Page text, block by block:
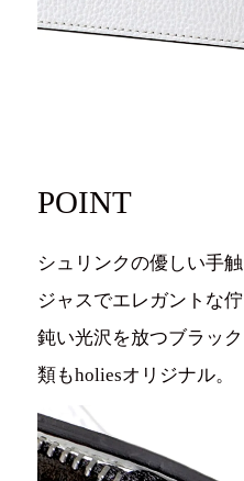
POINT
シュリンクの優しい手
ジャスでエレガントな佇
鈍い光沢を放つブラッ
類もholiesオリジナル。